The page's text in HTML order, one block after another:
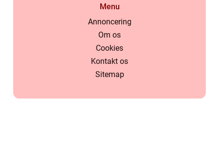
Menu
Annoncering
Om os
Cookies
Kontakt os
Sitemap